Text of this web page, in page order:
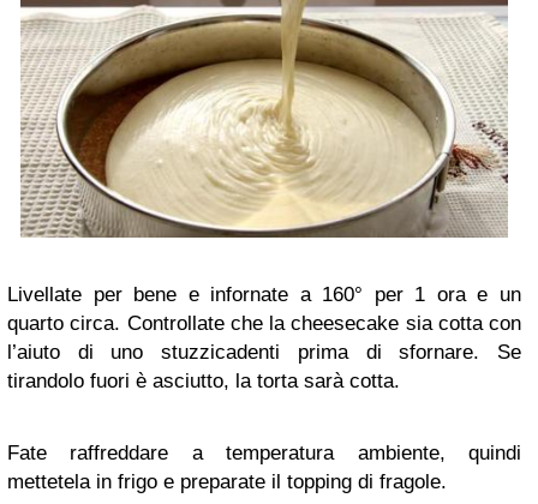
Livellate per bene e infornate a 160° per 1 ora e un
quarto circa. Controllate che la cheesecake sia cotta con
l’aiuto di uno stuzzicadenti prima di sfornare. Se
tirandolo fuori è asciutto, la torta sarà cotta.
Fate raffreddare a temperatura ambiente, quindi
mettetela in frigo e preparate il topping di fragole.